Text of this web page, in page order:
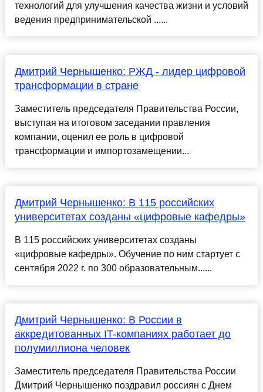
технологий для улучшения качества жизни и условий
ведения предпринимательской ......
Дмитрий Чернышенко: РЖД - лидер цифровой
трансформации в стране
Заместитель председателя Правительства России,
выступая на итоговом заседании правления
компании, оценил ее роль в цифровой
трансформации и импортозамещении...
Дмитрий Чернышенко: В 115 российских
университетах созданы «цифровые кафедры»
В 115 российских университетах созданы
«цифровые кафедры». Обучение по ним стартует с
сентября 2022 г. по 300 образовательным......
Дмитрий Чернышенко: В России в
аккредитованных IT-компаниях работает до
полумиллиона человек
Заместитель председателя Правительства России
Дмитрий Чернышенко поздравил россиян с Днем